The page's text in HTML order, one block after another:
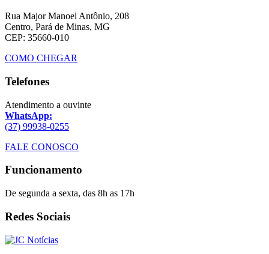
Rua Major Manoel Antônio, 208
Centro, Pará de Minas, MG
CEP: 35660-010
COMO CHEGAR
Telefones
Atendimento a ouvinte
WhatsApp:
(37) 99938-0255
FALE CONOSCO
Funcionamento
De segunda a sexta, das 8h as 17h
Redes Sociais